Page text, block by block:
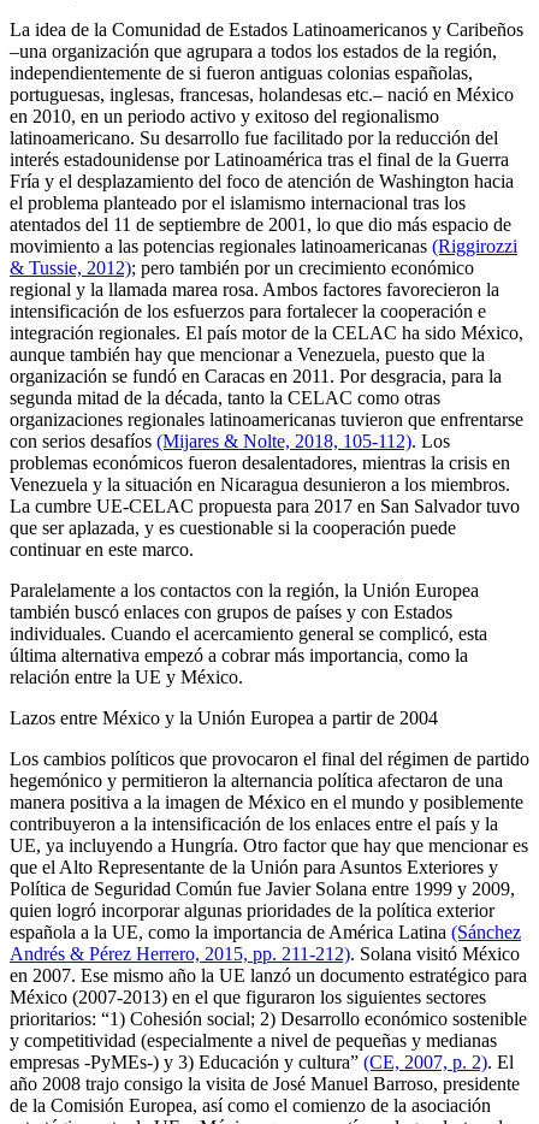
La idea de la Comunidad de Estados Latinoamericanos y Caribeños
–una organización que agrupara a todos los estados de la región,
independientemente de si fueron antiguas colonias españolas,
portuguesas, inglesas, francesas, holandesas etc.– nació en México
en 2010, en un periodo activo y exitoso del regionalismo
latinoamericano. Su desarrollo fue facilitado por la reducción del
interés estadounidense por Latinoamérica tras el final de la Guerra
Fría y el desplazamiento del foco de atención de Washington hacia
el problema planteado por el islamismo internacional tras los
atentados del 11 de septiembre de 2001, lo que dio más espacio de
movimiento a las potencias regionales latinoamericanas (Riggirozzi
& Tussie, 2012); pero también por un crecimiento económico
regional y la llamada marea rosa. Ambos factores favorecieron la
intensificación de los esfuerzos para fortalecer la cooperación e
integración regionales. El país motor de la CELAC ha sido México,
aunque también hay que mencionar a Venezuela, puesto que la
organización se fundó en Caracas en 2011. Por desgracia, para la
segunda mitad de la década, tanto la CELAC como otras
organizaciones regionales latinoamericanas tuvieron que enfrentarse
con serios desafíos (Mijares & Nolte, 2018, 105-112). Los
problemas económicos fueron desalentadores, mientras la crisis en
Venezuela y la situación en Nicaragua desunieron a los miembros.
La cumbre UE-CELAC propuesta para 2017 en San Salvador tuvo
que ser aplazada, y es cuestionable si la cooperación puede
continuar en este marco.
Paralelamente a los contactos con la región, la Unión Europea
también buscó enlaces con grupos de países y con Estados
individuales. Cuando el acercamiento general se complicó, esta
última alternativa empezó a cobrar más importancia, como la
relación entre la UE y México.
Lazos entre México y la Unión Europea a partir de 2004
Los cambios políticos que provocaron el final del régimen de partido
hegemónico y permitieron la alternancia política afectaron de una
manera positiva a la imagen de México en el mundo y posiblemente
contribuyeron a la intensificación de los enlaces entre el país y la
UE, ya incluyendo a Hungría. Otro factor que hay que mencionar es
que el Alto Representante de la Unión para Asuntos Exteriores y
Política de Seguridad Común fue Javier Solana entre 1999 y 2009,
quien logró incorporar algunas prioridades de la política exterior
española a la UE, como la importancia de América Latina (Sánchez
Andrés & Pérez Herrero, 2015, pp. 211-212). Solana visitó México
en 2007. Ese mismo año la UE lanzó un documento estratégico para
México (2007-2013) en el que figuraron los siguientes sectores
prioritarios: “1) Cohesión social; 2) Desarrollo económico sostenible
y competitividad (especialmente a nivel de pequeñas y medianas
empresas -PyMEs-) y 3) Educación y cultura” (CE, 2007, p. 2). El
año 2008 trajo consigo la visita de José Manuel Barroso, presidente
de la Comisión Europea, así como el comienzo de la asociación